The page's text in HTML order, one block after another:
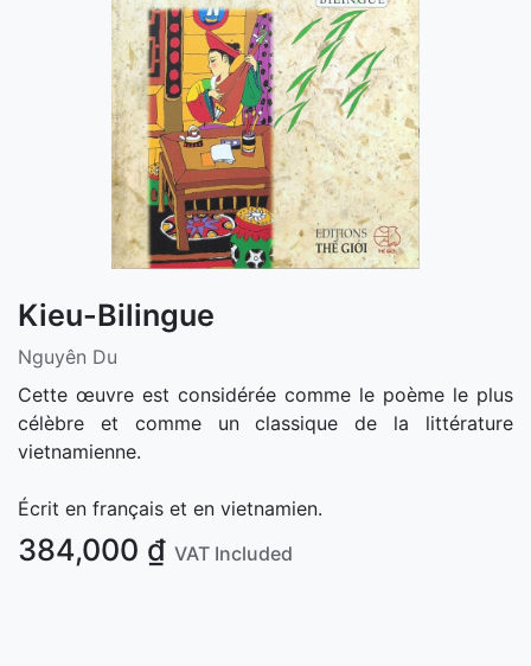
Kieu-Bilingue
Nguyên Du
Cette œuvre est considérée comme le poème le plus
célèbre et comme un classique de la littérature
vietnamienne.
Écrit en français et en vietnamien.
384,000 ₫ VAT Included